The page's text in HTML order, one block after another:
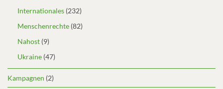
Internationales (232)
Menschenrechte (82)
Nahost (9)
Ukraine (47)
Kampagnen (2)